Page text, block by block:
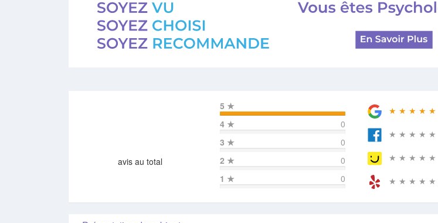
avis au total
5 ★
4 ★
0
3 ★
0
2 ★
0
1 ★ 0
★ ★ ★ ★ ★
★ ★ ★ ★ ★
★ ★ ★ ★ ★
★ ★ ★ ★ ★